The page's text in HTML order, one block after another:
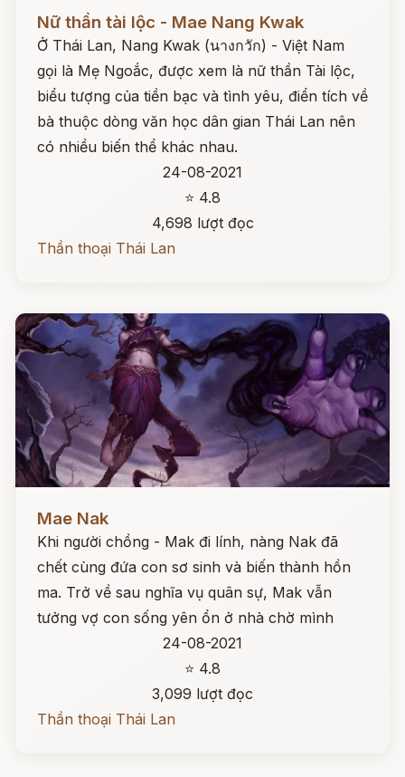
Nữ thần tài lộc - Mae Nang Kwak
Ở Thái Lan, Nang Kwak (นางกวัก) - Việt Nam
gọi là Mẹ Ngoắc, được xem là nữ thần Tài lộc,
biểu tượng của tiền bạc và tình yêu, điển tích về
bà thuộc dòng văn học dân gian Thái Lan nên
có nhiều biến thể khác nhau.
24-08-2021
⭐ 4.8
4,698 lượt đọc
Thần thoại Thái Lan
Mae Nak
Khi người chồng - Mak đi lính, nàng Nak đã
chết cùng đứa con sơ sinh và biến thành hồn
ma. Trở về sau nghĩa vụ quân sự, Mak vẫn
tưởng vợ con sống yên ổn ở nhà chờ mình
24-08-2021
⭐ 4.8
3,099 lượt đọc
Thần thoại Thái Lan